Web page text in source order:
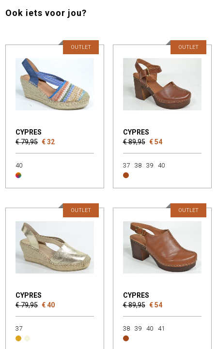
Ook iets voor jou?
CYPRES
€ 79,95 € 32
OUTLET
40
CYPRES
€ 89,95 € 54
OUTLET
37 38 39 40
CYPRES
€ 79,95 € 40
OUTLET
37
CYPRES
€ 89,95 € 54
OUTLET
38 39 40 41